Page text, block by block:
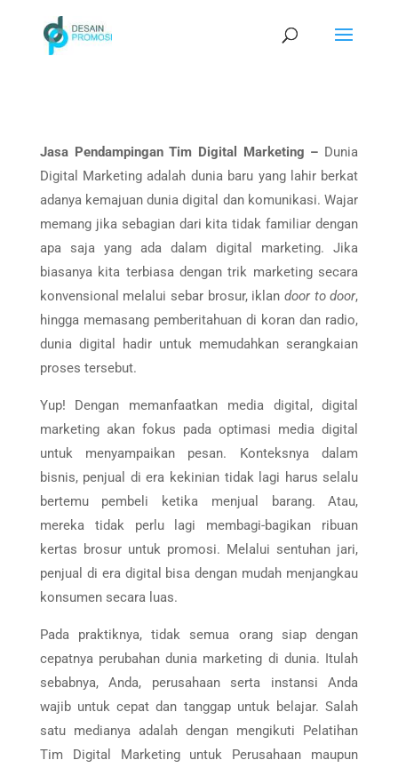
Jasa Pendampingan Tim Digital Marketing – Dunia
Digital Marketing adalah dunia baru yang lahir berkat
adanya kemajuan dunia digital dan komunikasi. Wajar
memang jika sebagian dari kita tidak familiar dengan
apa saja yang ada dalam digital marketing. Jika
biasanya kita terbiasa dengan trik marketing secara
konvensional melalui sebar brosur, iklan door to door,
hingga memasang pemberitahuan di koran dan radio,
dunia digital hadir untuk memudahkan serangkaian
proses tersebut.
Yup! Dengan memanfaatkan media digital, digital
marketing akan fokus pada optimasi media digital
untuk menyampaikan pesan. Konteksnya dalam
bisnis, penjual di era kekinian tidak lagi harus selalu
bertemu pembeli ketika menjual barang. Atau,
mereka tidak perlu lagi membagi-bagikan ribuan
kertas brosur untuk promosi. Melalui sentuhan jari,
penjual di era digital bisa dengan mudah menjangkau
konsumen secara luas.
Pada praktiknya, tidak semua orang siap dengan
cepatnya perubahan dunia marketing di dunia. Itulah
sebabnya, Anda, perusahaan serta instansi Anda
wajib untuk cepat dan tanggap untuk belajar. Salah
satu medianya adalah dengan mengikuti Pelatihan
Tim Digital Marketing untuk Perusahaan maupun